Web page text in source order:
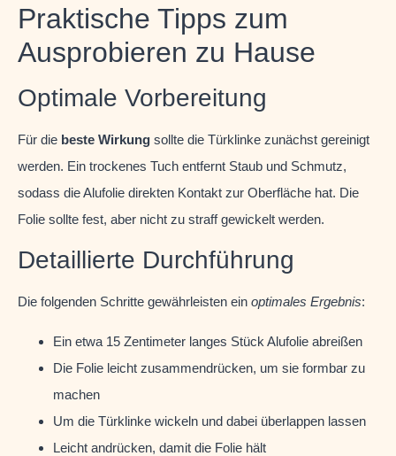
Praktische Tipps zum
Ausprobieren zu Hause
Optimale Vorbereitung
Für die beste Wirkung sollte die Türklinke zunächst gereinigt
werden. Ein trockenes Tuch entfernt Staub und Schmutz,
sodass die Alufolie direkten Kontakt zur Oberfläche hat. Die
Folie sollte fest, aber nicht zu straff gewickelt werden.
Detaillierte Durchführung
Die folgenden Schritte gewährleisten ein optimales Ergebnis:
Ein etwa 15 Zentimeter langes Stück Alufolie abreißen
Die Folie leicht zusammendrücken, um sie formbar zu
machen
Um die Türklinke wickeln und dabei überlappen lassen
Leicht andrücken, damit die Folie hält